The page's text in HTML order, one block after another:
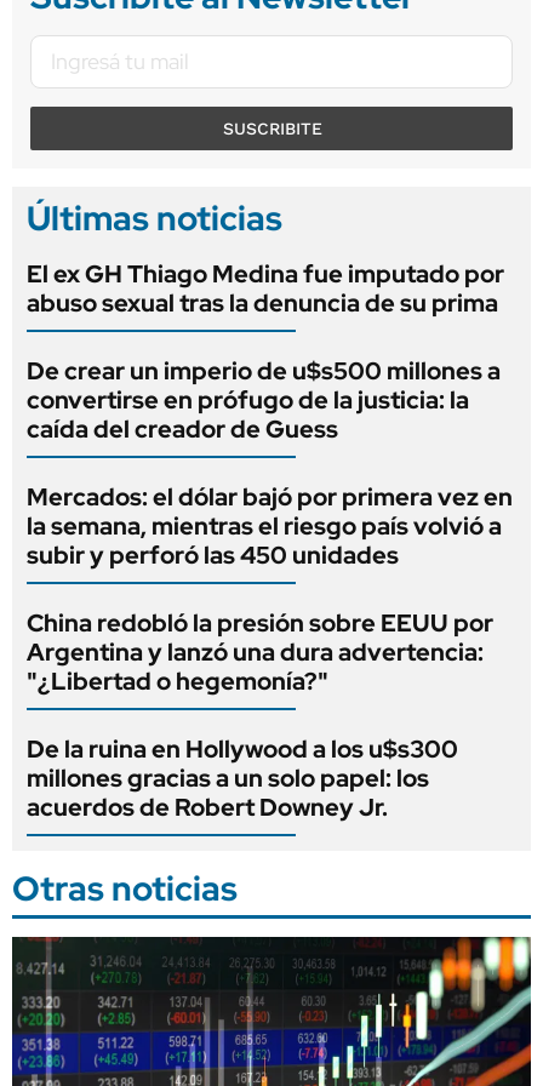
SUSCRIBITE
Últimas noticias
El ex GH Thiago Medina fue imputado por
abuso sexual tras la denuncia de su prima
De crear un imperio de u$s500 millones a
convertirse en prófugo de la justicia: la
caída del creador de Guess
Mercados: el dólar bajó por primera vez en
la semana, mientras el riesgo país volvió a
subir y perforó las 450 unidades
China redobló la presión sobre EEUU por
Argentina y lanzó una dura advertencia:
"¿Libertad o hegemonía?"
De la ruina en Hollywood a los u$s300
millones gracias a un solo papel: los
acuerdos de Robert Downey Jr.
Otras noticias